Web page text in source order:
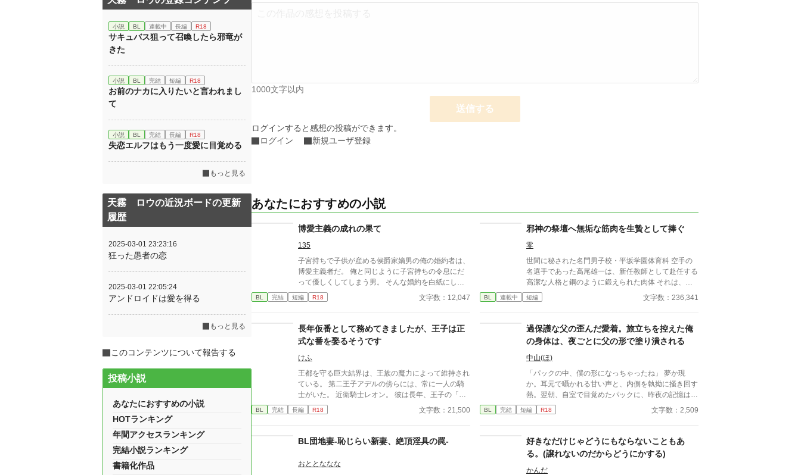
1000文字以内
送信する
ログインすると感想の投稿ができます。
ログイン
新規ユーザ登録
あなたにおすすめの小説
博愛主義の成れの果て
135
子宮持ちで子供が産める侯爵家嫡男の俺の婚約者は、
博愛主義者だ。 俺と同じように子宮持ちの令息にだ
って優しくしてしまう男。 そんな婚約を白紙にした
ところ、元婚約者がおかしくなりはじめた……。
BL 完結 短編 R18 文字数：12,047
邪神の祭壇へ無垢な筋肉を生贄として捧ぐ
零
世間に秘された名門男子校・平坂学園体育科 空手の
名選手であった高尾雄一は、新任教師として赴任する
高潔な人格と鋼のように鍛えられた肉体 それは、学
園にとって最高の生贄の候補に他ならなかった 至高
の筋肉を持つ、精神を削られ意志をなくした青年を太
躍する 意志をなくし筋肉の操り人形と化した“デク”
消える教師 山奥の男子校で繰り広げられるダークフ
ァンタジー
BL 連載中 短編 文字数：236,341
長年仮番として務めてきましたが、王子は正
式な番を娶るそうです
けふ
王都を守る巨大結界は、王族の魔力によって維持され
ている。 第二王子アデルの傍らには、常に一人の騎
士がいた。 近衛騎士レオン。 彼は長年、王子の「仮
番」として特別な任務を担っている。 しかし王子
は、他国の王女との正式な番契約が決まってしまっ
結界塔で行われる儀式の中で、 二人の関係は次第に
変わり始める。 王族と騎士。 主と臣下。 越えてはな
らない境界を前にしても、 王子は騎士の手を取る。
「共に立て」 ※オメガバースではありません ※ふん
BL 完結 長編 R18 文字数：21,500
過保護な父の歪んだ愛着。旅立ちを控えた俺
の身体は、夜ごとに父の形で塗り潰される
中山(ほ)
「パックの中、僕の形になっちゃったね」 夢か現
か。耳元で囁かれる甘い声と、内側を執拗に掻き回す
熱。翌朝、自室で目覚めたパックに、昨夜の記憶はな
い。ただ、疼くような下腹部の熱だけが残っていた。
相談しようと向かった相手こそが、自分を侵食してい
く。 このお話はムーンライトでも投稿してます〜
BL 完結 短編 R18 文字数：2,509
BL団地妻-恥じらい新妻、絶頂淫具の罠-
おととななな
好きなだけじゃどうにもならないこともあ
る。(譲れないのだからどうにかする)
かんだ
小説 BL 連載中 長編 R18
サキュバス狙って召喚したら邪竜が
きた
小説 BL 完結 短編 R18
お前のナカに入りたいと言われまし
て
小説 BL 完結 長編 R18
失恋エルフはもう一度愛に目覚める
もっと見る
天霧 ロウの近況ボードの更新
履歴
2025-03-01 23:23:16
狂った愚者の恋
2025-03-01 22:05:24
アンドロイドは愛を得る
もっと見る
このコンテンツについて報告する
投稿小説
あなたにおすすめの小説
HOTランキング
年間アクセスランキング
完結小説ランキング
書籍化作品